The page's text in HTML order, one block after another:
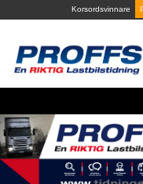
to
Korsordsvinnare